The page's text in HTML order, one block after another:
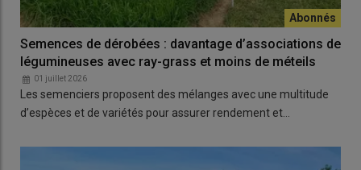
Semences de dérobées : davantage d’associations de
légumineuses avec ray-grass et moins de méteils
01 juillet 2026
Les semenciers proposent des mélanges avec une multitude
d’espèces et de variétés pour assurer rendement et…